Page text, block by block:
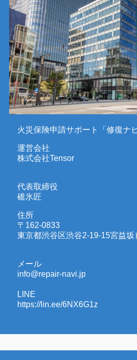
火災保険申請サポート「修復ナビ
運営会社
株式会社Tensor
代表取締役
碓氷匠
住所
〒162-0833
東京都渋谷区渋谷2-19-15宮益
メール
info@repair-navi.jp
LINE
https://lin.ee/6NX6G1z